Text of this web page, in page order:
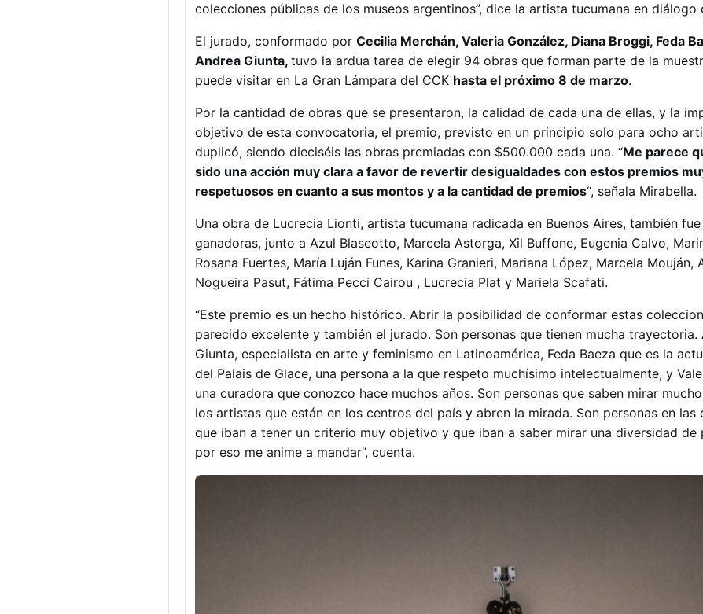
colecciones públicas de los museos argentinos”, dice la artista tucumana en diálogo
El jurado, conformado por Cecilia Merchán, Valeria González, Diana Broggi, Feda
Andrea Giunta, tuvo la ardua tarea de elegir 94 obras que forman parte de la
puede visitar en La Gran Lámpara del CCK hasta el próximo 8 de marzo.
Por la cantidad de obras que se presentaron, la calidad de cada una de ellas, y la
objetivo de esta convocatoria, el premio, previsto en un principio solo para ocho
duplicó, siendo dieciséis las obras premiadas con $500.000 cada una. “Me parece
sido una acción muy clara a favor de revertir desigualdades con estos premios
respetuosos en cuanto a sus montos y a la cantidad de premios“, señala Mirabella.
Una obra de Lucrecia Lionti, artista tucumana radicada en Buenos Aires, también
ganadoras, junto a Azul Blaseotto, Marcela Astorga, Xil Buffone, Eugenia Calvo,
Rosana Fuertes, María Luján Funes, Karina Granieri, Mariana López, Marcela Mouján,
Nogueira Pasut, Fátima Pecci Cairou , Lucrecia Plat y Mariela Scafati.
“Este premio es un hecho histórico. Abrir la posibilidad de conformar estas
parecido excelente y también el jurado. Son personas que tienen mucha trayectoria.
Giunta, especialista en arte y feminismo en Latinoamérica, Feda Baeza que es la
del Palais de Glace, una persona a la que respeto muchísimo intelectualmente, y
una curadora que conozco hace muchos años. Son personas que saben mirar
los artistas que están en los centros del país y abren la mirada. Son personas en las
que iban a tener un criterio muy objetivo y que iban a saber mirar una diversidad de
por eso me anime a mandar”, cuenta.